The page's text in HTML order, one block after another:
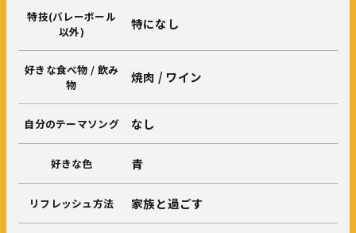
特技(バレーボール
以外)
特になし
好きな食べ物 / 飲み
物
焼肉 / ワイン
自分のテーマソング なし
好きな色 青
リフレッシュ方法 家族と過ごす